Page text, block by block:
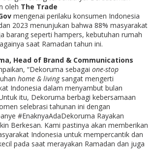
oleh The Trade
mengenai perilaku konsumen Indonesia
2023 menunjukan bahwa 88% masyarakat
barang seperti hampers, kebutuhan rumah
saat Ramadan tahun ini.
Head of Brand & Communications
“Dekoruma sebagai one-stop
home & livingsangat mengerti
Indonesia dalam menyambut bulan
itu, Dekoruma berbagi kebersamaan
selebrasi tahunan ini dengan
#EnaknyaAdaDekoruma Rayakan
Berkesan. Kami pastinya akan memberikan
Indonesia untuk mempercantik dan
pada saat merayakan Ramadan dan juga